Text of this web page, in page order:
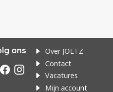
ons
Over JOETZ
Contact
Vacatures
Mijn account